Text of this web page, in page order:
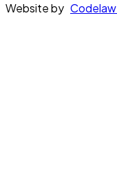
Website by Codelaw